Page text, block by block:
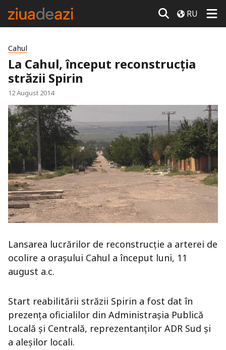
RU
Cahul
La Cahul, început reconstrucţia
străzii Spirin
12 August 2014
Lansarea lucrărilor de reconstrucţie a arterei de
ocolire a oraşului Cahul a început luni, 11
august a.c.
Start reabilitării străzii Spirin a fost dat în
prezenţa oficialilor din Administraşia Publică
Locală şi Centrală, reprezentanţilor ADR Sud şi
a aleşilor locali.